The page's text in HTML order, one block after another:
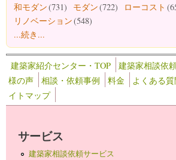
和モダン(731) モダン(722) ローコスト
リノベーション(548)
...続き...
建築家紹介センター・TOP 建築家相談依
様の声
相談・依頼事例 料金 よくある質
イトマップ
サービス
建築家相談依頼サービス